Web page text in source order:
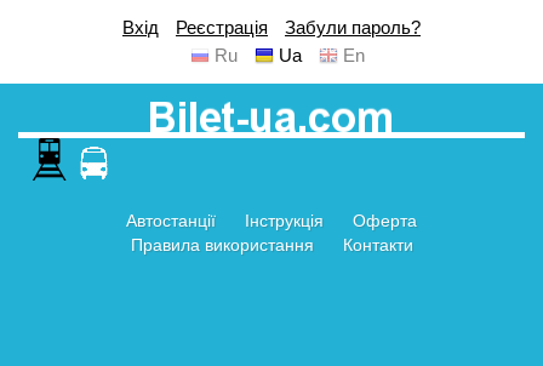
Вхід Реєстрація
Забули пароль?
Ru
Ua En
Автостанції Інструкція
Оферта
Правила використання
Контакти